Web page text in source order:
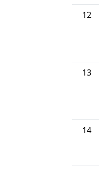
12
13
14